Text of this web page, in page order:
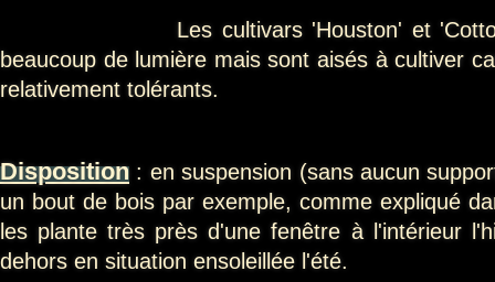
Les cultivars 'Houston' et 'Cotton
beaucoup de lumière mais sont aisés à cultiver
relativement tolérants.
Disposition : en suspension (sans aucun
un bout de bois par exemple, comme expliqué
les plante très près d'une fenêtre à l'intérieur
dehors en situation ensoleillée l'été.